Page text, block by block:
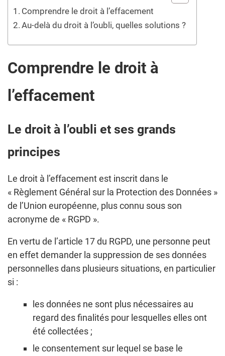
Comprendre le droit à l’effacement
Au-delà du droit à l’oubli, quelles solutions ?
Comprendre le droit à
l’effacement
Le droit à l’oubli et ses grands
principes
Le droit à l’effacement est inscrit dans le
« Règlement Général sur la Protection des Données »
de l’Union européenne, plus connu sous son
acronyme de « RGPD ».
En vertu de l’article 17 du RGPD, une personne peut
en effet demander la suppression de ses données
personnelles dans plusieurs situations, en particulier
si :
les données ne sont plus nécessaires au
regard des finalités pour lesquelles elles ont
été collectées ;
le consentement sur lequel se base le